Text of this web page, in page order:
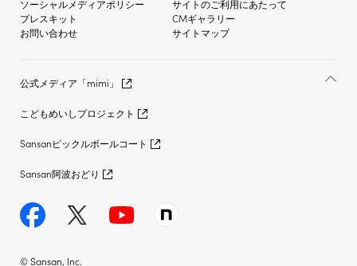
ソーシャルメディアポリシー
サイトのご利用にあたって
プレスキット
CMギャラリー
お問い合わせ
サイトマップ
公式メディア「mimi」
こどもめいしプロジェクト
Sansanピックルボールコート
Sansan阿波おどり
© Sansan, Inc.